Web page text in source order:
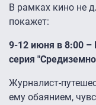
В рамках кино не
покажет:
9-12 июня в 8:00 –
серия
Журналист-
ему обаянием,